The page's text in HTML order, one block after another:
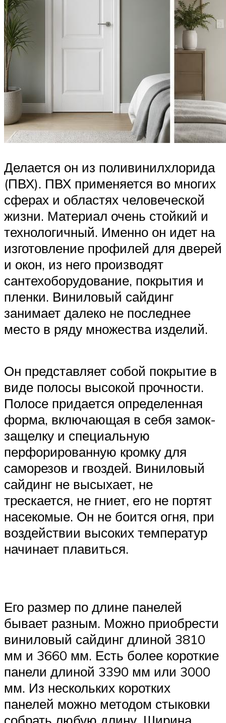
Делается он из поливинилхлорида
(ПВХ). ПВХ применяется во многих
сферах и областях человеческой
жизни. Материал очень стойкий и
технологичный. Именно он идет на
изготовление профилей для дверей
и окон, из него производят
сантехоборудование, покрытия и
пленки. Виниловый сайдинг
занимает далеко не последнее
место в ряду множества изделий.
Он представляет собой покрытие в
виде полосы высокой прочности.
Полосе придается определенная
форма, включающая в себя замок-
защелку и специальную
перфорированную кромку для
саморезов и гвоздей. Виниловый
сайдинг не высыхает, не
трескается, не гниет, его не портят
насекомые. Он не боится огня, при
воздействии высоких температур
начинает плавиться.
Его размер по длине панелей
бывает разным. Можно приобрести
виниловый сайдинг длиной 3810
мм и 3660 мм. Есть более короткие
панели длиной 3390 мм или 3000
мм. Из нескольких коротких
панелей можно методом стыковки